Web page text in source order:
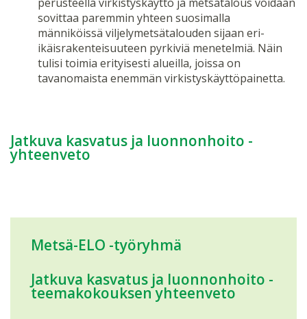
sovittaa paremmin yhteen suosimalla
männiköissä viljelymetsätalouden sijaan eri-
ikäisrakenteisuuteen pyrkiviä menetelmiä. Näin
tulisi toimia erityisesti alueilla, joissa on
tavanomaista enemmän virkistyskäyttöpainetta.
Jatkuva kasvatus ja luonnonhoito -
yhteenveto
Metsä-ELO -työryhmä
Jatkuva kasvatus ja luonnonhoito -
teemakokouksen yhteenveto